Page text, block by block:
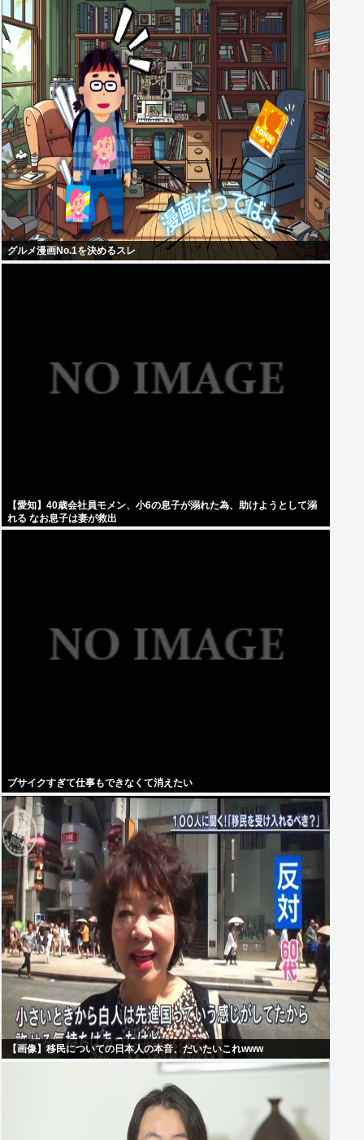
グルメ漫画No.1を決めるスレ
【愛知】40歳会社員モメン、小6の息子が溺れた為、助けようとして溺
れる なお息子は妻が救出
ブサイクすぎて仕事もできなくて消えたい
【画像】移民についての日本人の本音、だいたいこれwww